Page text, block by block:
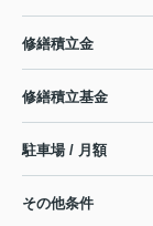
修繕積立金
修繕積立基金
駐車場 / 月額
その他条件